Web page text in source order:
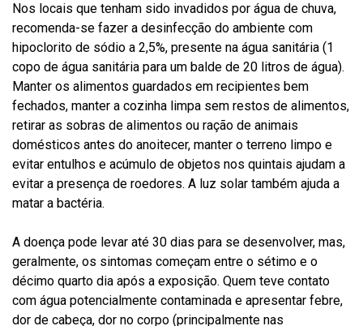
Nos locais que tenham sido invadidos por água de chuva,
recomenda-se fazer a desinfecção do ambiente com
hipoclorito de sódio a 2,5%, presente na água sanitária (1
copo de água sanitária para um balde de 20 litros de água).
Manter os alimentos guardados em recipientes bem
fechados, manter a cozinha limpa sem restos de alimentos,
retirar as sobras de alimentos ou ração de animais
domésticos antes do anoitecer, manter o terreno limpo e
evitar entulhos e acúmulo de objetos nos quintais ajudam a
evitar a presença de roedores. A luz solar também ajuda a
matar a bactéria.
A doença pode levar até 30 dias para se desenvolver, mas,
geralmente, os sintomas começam entre o sétimo e o
décimo quarto dia após a exposição. Quem teve contato
com água potencialmente contaminada e apresentar febre,
dor de cabeça, dor no corpo (principalmente nas